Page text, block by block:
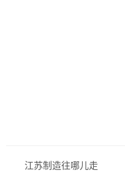
江苏制造往哪儿走